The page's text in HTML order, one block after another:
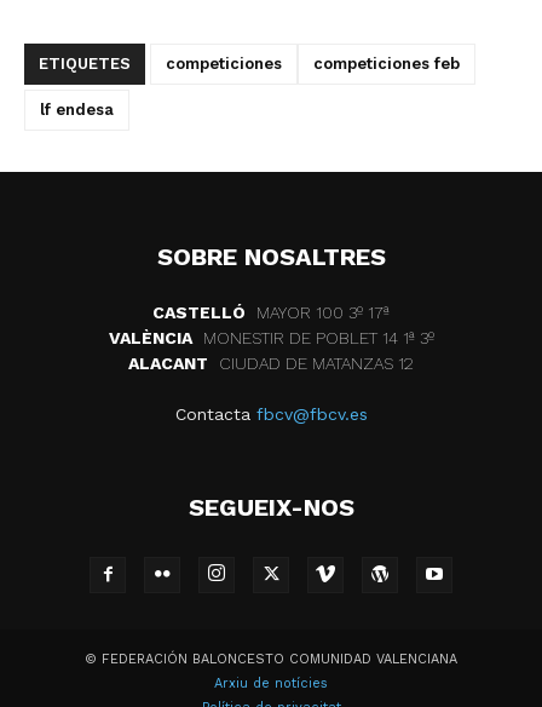
ETIQUETES competiciones competiciones feb
lf endesa
SOBRE NOSALTRES
CASTELLÓ
MAYOR 100 3º 17ª
VALÈNCIA
MONESTIR DE POBLET 14 1ª 3º
ALACANT
CIUDAD DE MATANZAS 12
Contacta fbcv@fbcv.es
SEGUEIX-NOS
© FEDERACIÓN BALONCESTO COMUNIDAD VALENCIANA
Arxiu de notícies